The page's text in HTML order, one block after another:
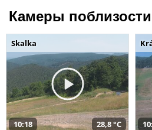
Камеры поблизости
Skalka
10:18 28,8 °C